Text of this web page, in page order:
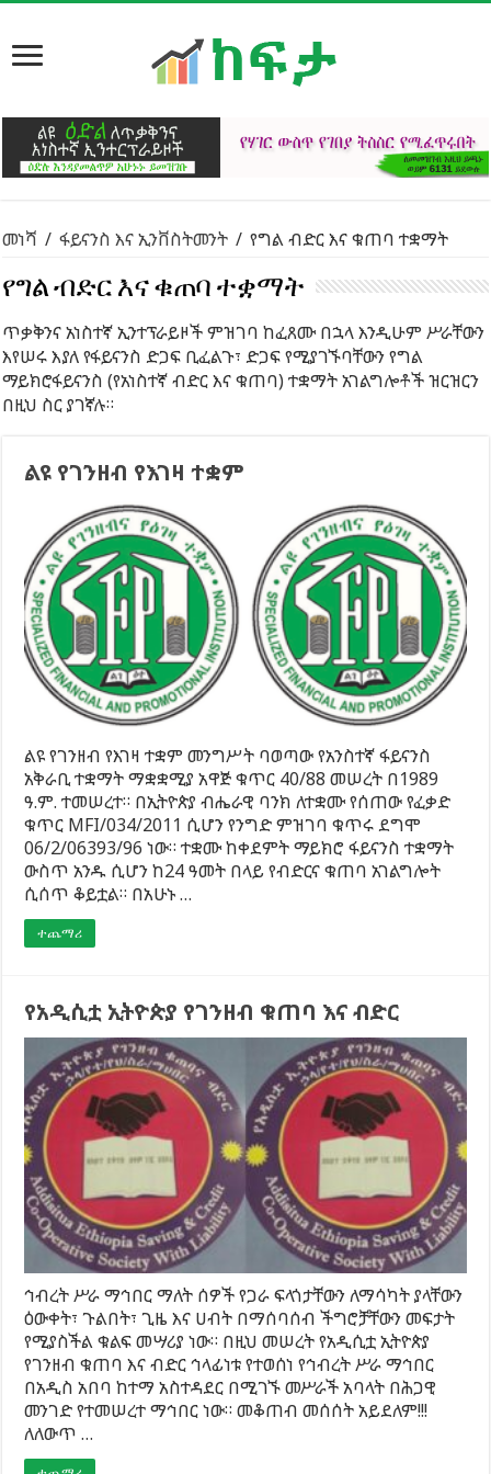
መነሻ / ፋይናንስ እና ኢንቨስትመንት / የግል ብድር እና ቁጠባ ተቋማት
የግል ብድር እና ቁጠባ ተቋማት
ጥቃቅንና አነስተኛ ኢንተፕራይዞች ምዝገባ ከፈጸሙ በኋላ እንዲሁም ሥራቸውን
እየሠሩ እያለ የፋይናንስ ድጋፍ ቢፈልጉ፣ ድጋፍ የሚያገኙባቸውን የግል
ማይክሮፋይናንስ (የአነስተኛ ብድር እና ቁጠባ) ተቋማት አገልግሎቶች ዝርዝርን
በዚህ ስር ያገኛሉ።
ልዩ የገንዘብ የእገዛ ተቋም
ልዩ የገንዘብ የእገዛ ተቋም መንግሥት ባወጣው የአንስተኛ ፋይናንስ
አቅራቢ ተቋማት ማቋቋሚያ አዋጅ ቁጥር 40/88 መሠረት በ1989
ዓ.ም. ተመሠረተ። በኢትዮጵያ ብሔራዊ ባንክ ለተቋሙ የሰጠው የፈቃድ
ቁጥር MFI/034/2011 ሲሆን የንግድ ምዝገባ ቁጥሩ ደግሞ
06/2/06393/96 ነው። ተቋሙ ከቀደምት ማይክሮ ፋይናንስ ተቋማት
ውስጥ አንዱ ሲሆን ከ24 ዓመት በላይ የብድርና ቁጠባ አገልግሎት
ሲሰጥ ቆይቷል። በአሁኑ …
ተጨማሪ
የአዲሲቷ ኢትዮጵያ የገንዘብ ቁጠባ እና ብድር
ኅብረት ሥራ ማኅበር ማለት ሰዎች የጋራ ፍላጎታቸውን ለማሳካት ያላቸውን
ዕውቀት፣ ጉልበት፣ ጊዜ እና ሀብት በማሰባሰብ ችግሮቻቸውን መፍታት
የሚያስችል ቁልፍ መሣሪያ ነው። በዚህ መሠረት የአዲሲቷ ኢትዮጵያ
የገንዘብ ቁጠባ እና ብድር ኅላፊነቱ የተወሰነ የኅብረት ሥራ ማኅበር
በአዲስ አበባ ከተማ አስተዳደር በሚገኙ መሥራች አባላት በሕጋዊ
መንገድ የተመሠረተ ማኅበር ነው። መቆጠብ መሰሰት አይደለም!!!
ለለውጥ …